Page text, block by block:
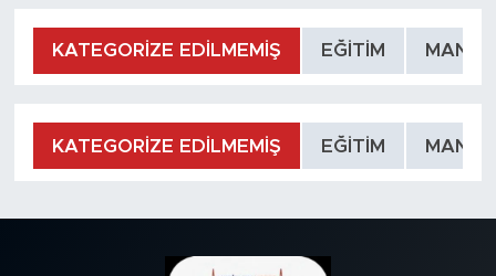
KATEGORİZE EDİLMEMİŞ EĞİTİM
KATEGORİZE EDİLMEMİŞ EĞİTİM